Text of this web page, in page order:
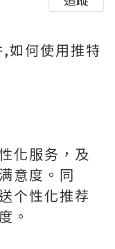
如何使用推特
化服务，及
意度。同
个性化推荐
。